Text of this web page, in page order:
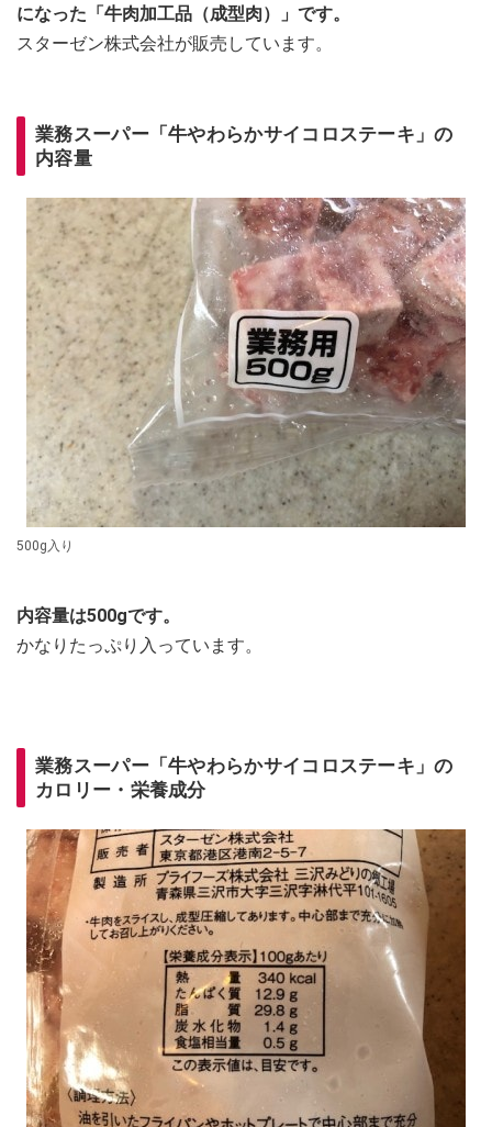
になった「牛肉加工品（成型肉）」です。
スターゼン株式会社が販売しています。
業務スーパー「牛やわらかサイコロステーキ」の
内容量
500g入り
内容量は500gです。
かなりたっぷり入っています。
業務スーパー「牛やわらかサイコロステーキ」の
カロリー・栄養成分